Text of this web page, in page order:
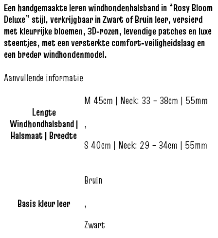
Een handgemaakte leren windhondenhalsband in “Rosy Bloom
Deluxe” stijl, verkrijgbaar in Zwart of Bruin leer, versierd
met kleurrijke bloemen, 3D‑rozen, levendige patches en luxe
steentjes, met een versterkte comfort‑veiligheidslaag en
een breder windhondenmodel.
Aanvullende informatie
Lengte
Windhondhalsband |
Halsmaat | Breedte
M 45cm | Neck: 33 – 38cm | 55mm
,
S 40cm | Neck: 29 – 34cm | 55mm
Basis kleur leer
Bruin
,
Zwart